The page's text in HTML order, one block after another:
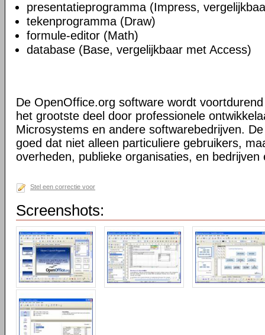
presentatieprogramma (Impress,
tekenprogramma (Draw)
formule-editor (Math)
database (Base, vergelijkbaar met Access)
De OpenOffice.org software wordt
het grootste deel door professionele
Microsystems en andere softwarebedrijven.
goed dat niet alleen particuliere gebruikers,
overheden, publieke organisaties, en
Stel een correctie voor
Screenshots: